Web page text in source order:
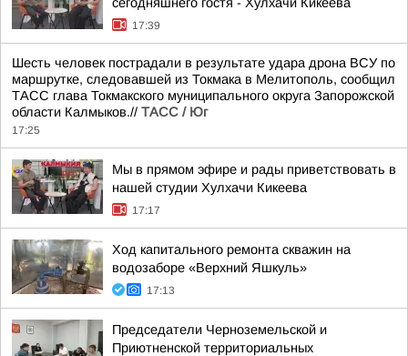
17:39
Шесть человек пострадали в результате удара дрона ВСУ по
маршрутке, следовавшей из Токмака в Мелитополь, сообщил
ТАСС глава Токмакского муниципального округа Запорожской
области Калмыков.// ТАСС / Юг
17:25
Мы в прямом эфире и рады приветствовать в
нашей студии Хулхачи Кикеева
17:17
Ход капитального ремонта скважин на
водозаборе «Верхний Яшкуль»
17:13
Председатели Черноземельской и
Приютненской территориальных